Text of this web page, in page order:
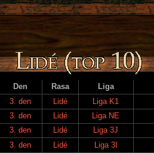
Den Rasa Liga
3. den Lidé Liga K1
3. den Lidé Liga NE
3. den Lidé Liga 3J
3. den Lidé Liga 3I